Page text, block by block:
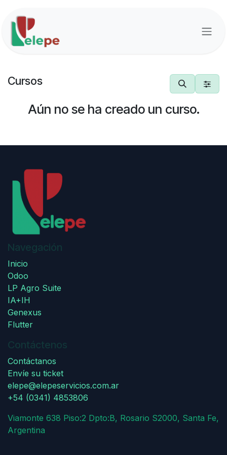
Cursos
Aún no se ha creado un curso.
Navegación
Inicio
Odoo
LP Agro Suite
IA+IH
Genexus
Flutter
Contáctenos
Contáctanos
Envíe su ticket
elepe@elepeservicios.com.ar
+54 (0341) 4853806
Viamonte 638 Piso:2 Dpto:B, Rosario S2000, Santa Fe,
Argentina